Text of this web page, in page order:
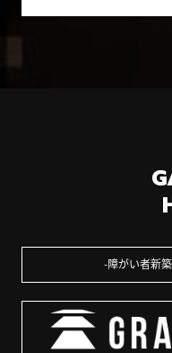
障がい者新